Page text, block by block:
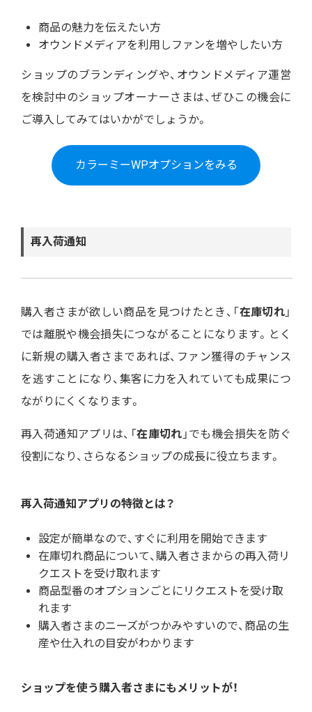
商品の魅力を伝えたい方
オウンドメディアを利用しファンを増やしたい方
ショップのブランディングや、オウンドメディア運営
を検討中のショップオーナーさまは、ぜひこの機会に
ご導入してみてはいかがでしょうか。
カラーミーWPオプションをみる
再入荷通知
購入者さまが欲しい商品を見つけたとき、「在庫切れ 」
では離脱や機会損失につながることになります。とく
に新規の購入者さまであれば、ファン獲得のチャンス
を逃すことになり、集客に力を入れていても成果につ
ながりにくくなります。
再入荷通知アプリは、「在庫切れ 」でも機会損失を防ぐ
役割になり、さらなるショップの成長に役立ちます。
再入荷通知アプリの特徴とは？
設定が簡単なので、すぐに利用を開始できます
在庫切れ商品について、購入者さまからの再入荷リ
クエストを受け取れます
商品型番のオプションごとにリクエストを受け取
れます
購入者さまのニーズがつかみやすいので、商品の生
産や仕入れの目安がわかります
ショップを使う購入者さまにもメリットが！